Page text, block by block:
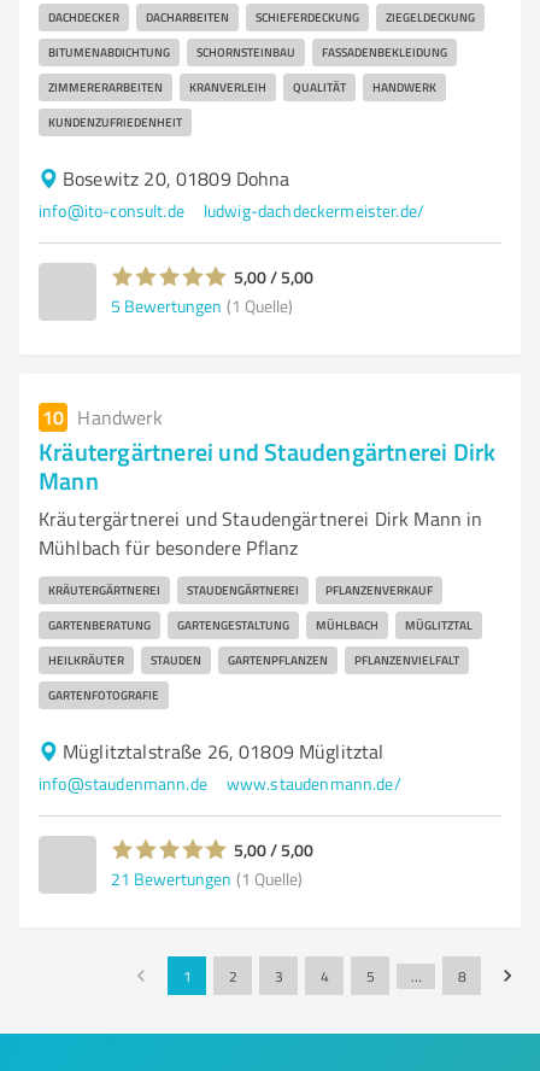
DACHDECKER DACHARBEITEN SCHIEFERDECKUNG ZIEGELDECKUNG
BITUMENABDICHTUNG SCHORNSTEINBAU FASSADENBEKLEIDUNG
ZIMMERERARBEITEN KRANVERLEIH QUALITÄT HANDWERK
KUNDENZUFRIEDENHEIT
Bosewitz 20, 01809 Dohna
info@ito-consult.de ludwig-dachdeckermeister.de/
5,00 / 5,00
5 Bewertungen (1 Quelle)
10 Handwerk
Kräutergärtnerei und Staudengärtnerei Dirk
Mann
Kräutergärtnerei und Staudengärtnerei Dirk Mann in
Mühlbach für besondere Pflanz
KRÄUTERGÄRTNEREI STAUDENGÄRTNEREI PFLANZENVERKAUF
GARTENBERATUNG GARTENGESTALTUNG MÜHLBACH MÜGLITZTAL
HEILKRÄUTER STAUDEN GARTENPFLANZEN PFLANZENVIELFALT
GARTENFOTOGRAFIE
Müglitztalstraße 26, 01809 Müglitztal
info@staudenmann.de www.staudenmann.de/
5,00 / 5,00
21 Bewertungen (1 Quelle)
1 2 3 4 5 … 8